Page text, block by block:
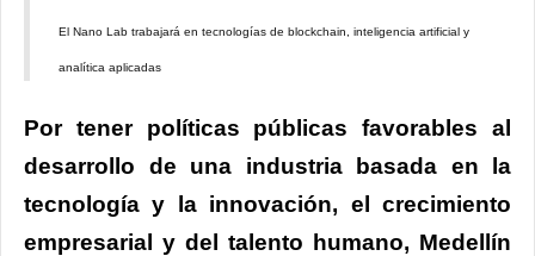
El Nano Lab trabajará en tecnologías de blockchain, inteligencia artificial y
analítica aplicadas
Por tener políticas públicas favorables al
desarrollo de una industria basada en la
tecnología y la innovación, el crecimiento
empresarial y del talento humano, Medellín